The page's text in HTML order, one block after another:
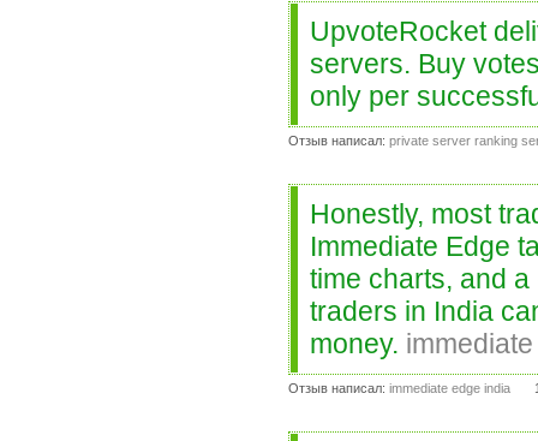
UpvoteRocket
servers. Buy
only per
Отзыв написал: private server ranking
Honestly, most
Immediate Edge
time charts, and
traders in India
money.
Отзыв написал: immediate edge india